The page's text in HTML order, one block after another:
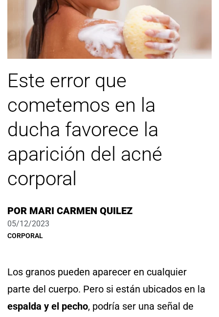
Este error que
cometemos en la
ducha favorece la
aparición del acné
corporal
POR MARI CARMEN QUILEZ
05/12/2023
CORPORAL
Los granos pueden aparecer en cualquier
parte del cuerpo. Pero si están ubicados en la
espalda y el pecho, podría ser una señal de